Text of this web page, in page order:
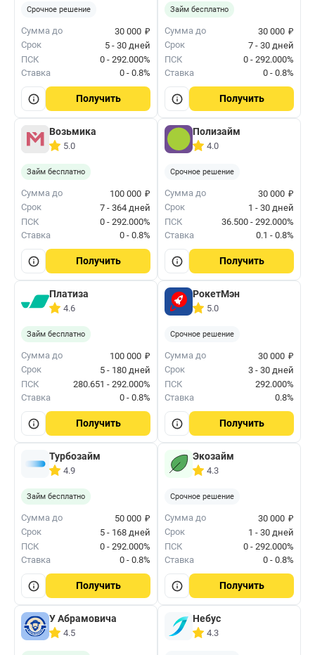
Срочное решение
Сумма до 30 000 ₽
Срок
5 - 30 дней
ПСК
0 - 292.000%
Ставка
0 - 0.8%
Получить
Займ бесплатно
Сумма до 30 000 ₽
Срок
7 - 30 дней
ПСК
0 - 292.000%
Ставка
0 - 0.8%
Получить
Возьмика
5.0
Займ бесплатно
Сумма до 100 000 ₽
Срок
7 - 364 дней
ПСК
0 - 292.000%
Ставка
0 - 0.8%
Получить
Полизайм
4.0
Срочное решение
Сумма до 30 000 ₽
Срок
1 - 30 дней
ПСК
36.500 - 292.000%
Ставка
0.1 - 0.8%
Получить
Платиза
4.6
Займ бесплатно
Сумма до 100 000 ₽
Срок
5 - 180 дней
ПСК
280.651 - 292.000%
Ставка
0 - 0.8%
Получить
РокетМэн
5.0
Срочное решение
Сумма до 30 000 ₽
Срок
3 - 30 дней
ПСК
292.000%
Ставка
0.8%
Получить
Турбозайм
4.9
Займ бесплатно
Сумма до 50 000 ₽
Срок
5 - 168 дней
ПСК
0 - 292.000%
Ставка
0 - 0.8%
Получить
Экозайм
4.3
Срочное решение
Сумма до 30 000 ₽
Срок
1 - 30 дней
ПСК
0 - 292.000%
Ставка
0 - 0.8%
Получить
У Абрамовича
4.5
Небус
4.3